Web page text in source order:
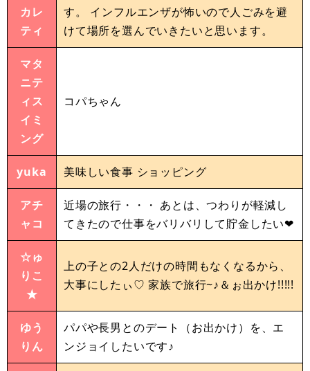
カレ
ティ
す。 インフルエンザが怖いので人ごみを避
けて場所を選んでいきたいと思います。
マタ
ニテ
ィス
イミ
ング
コパちゃん
yuka 美味しい食事 ショッピング
アチ
ャコ
近場の旅行・・・ あとは、つわりが軽減し
てきたので仕事をバリバリして貯金したい❤
☆ゅ
りこ
★
上の子との2人だけの時間もなくなるから、
大事にしたぃ♡ 家族で旅行~♪＆ぉ出かけ!!!!!
ゆう
りん
パパや長男とのデート（お出かけ）を、エ
ンジョイしたいです♪